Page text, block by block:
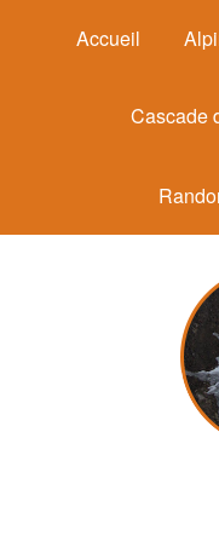
Accueil
Cascade